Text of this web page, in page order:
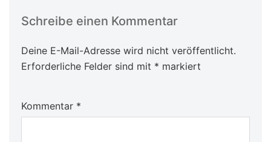
Schreibe einen Kommentar
Deine E-Mail-Adresse wird nicht veröffentlicht.
Erforderliche Felder sind mit * markiert
Kommentar *